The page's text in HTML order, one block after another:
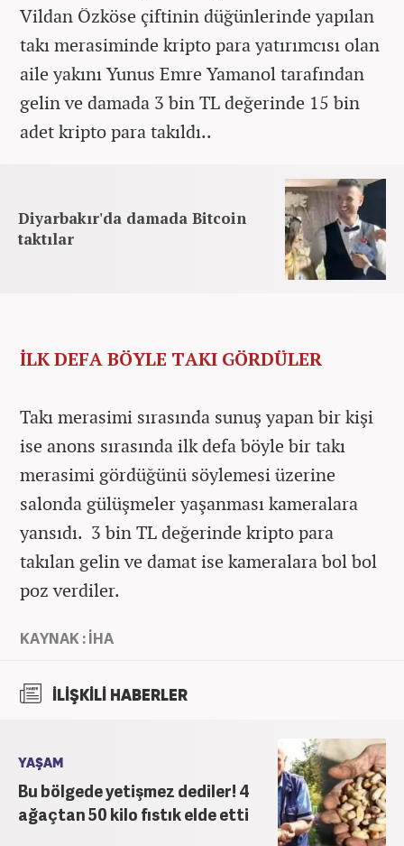
Vildan Özköse çiftinin düğünlerinde yapılan
takı merasiminde kripto para yatırımcısı olan
aile yakını Yunus Emre Yamanol tarafından
gelin ve damada 3 bin TL değerinde 15 bin
adet kripto para takıldı..
Diyarbakır'da damada Bitcoin
taktılar
İLK DEFA BÖYLE TAKI GÖRDÜLER
Takı merasimi sırasında sunuş yapan bir kişi
ise anons sırasında ilk defa böyle bir takı
merasimi gördüğünü söylemesi üzerine
salonda gülüşmeler yaşanması kameralara
yansıdı. 3 bin TL değerinde kripto para
takılan gelin ve damat ise kameralara bol bol
poz verdiler.
KAYNAK : İHA
İLİŞKİLİ HABERLER
YAŞAM
Bu bölgede yetişmez dediler! 4
ağaçtan 50 kilo fıstık elde etti